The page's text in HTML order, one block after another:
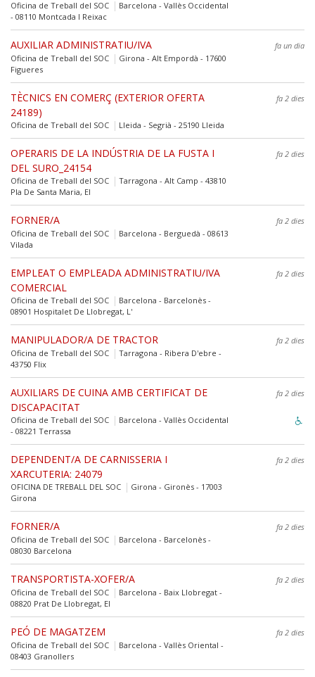
Oficina de Treball del SOC
Barcelona - Vallès Occidental
- 08110 Montcada I Reixac
AUXILIAR ADMINISTRATIU/IVA
fa un dia
Oficina de Treball del SOC
Girona - Alt Empordà - 17600
Figueres
TÈCNICS EN COMERÇ (EXTERIOR OFERTA
24189)
fa 2 dies
Oficina de Treball del SOC Lleida - Segrià - 25190 Lleida
OPERARIS DE LA INDÚSTRIA DE LA FUSTA I
DEL SURO_24154
fa 2 dies
Oficina de Treball del SOC
Tarragona - Alt Camp - 43810
Pla De Santa Maria, El
FORNER/A
fa 2 dies
Oficina de Treball del SOC
Barcelona - Berguedà - 08613
Vilada
EMPLEAT O EMPLEADA ADMINISTRATIU/IVA
COMERCIAL
fa 2 dies
Oficina de Treball del SOC
Barcelona - Barcelonès -
08901 Hospitalet De Llobregat, L'
MANIPULADOR/A DE TRACTOR
fa 2 dies
Oficina de Treball del SOC
Tarragona - Ribera D'ebre -
43750 Flix
AUXILIARS DE CUINA AMB CERTIFICAT DE
DISCAPACITAT
fa 2 dies
Oficina de Treball del SOC
Barcelona - Vallès Occidental
- 08221 Terrassa
DEPENDENT/A DE CARNISSERIA I
XARCUTERIA: 24079
fa 2 dies
OFICINA DE TREBALL DEL SOC
Girona - Gironès - 17003
Girona
FORNER/A
fa 2 dies
Oficina de Treball del SOC
Barcelona - Barcelonès -
08030 Barcelona
TRANSPORTISTA-XOFER/A
fa 2 dies
Oficina de Treball del SOC
Barcelona - Baix Llobregat -
08820 Prat De Llobregat, El
PEÓ DE MAGATZEM
fa 2 dies
Oficina de Treball del SOC
Barcelona - Vallès Oriental -
08403 Granollers